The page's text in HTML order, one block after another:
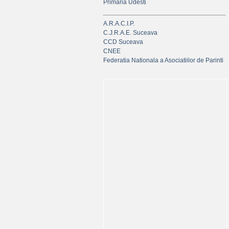
Primaria Udesti
A.R.A.C.I.P.
C.J.R.A.E. Suceava
CCD Suceava
CNEE
Federatia Nationala a Asociatiilor de Parinti